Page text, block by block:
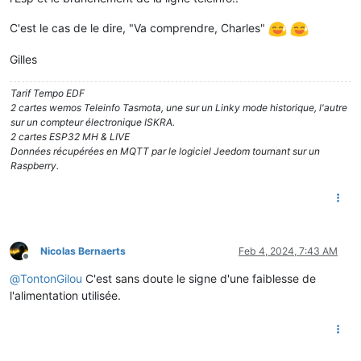
C'est le cas de le dire, "Va comprendre, Charles"
Gilles
Tarif Tempo EDF
2 cartes wemos Teleinfo Tasmota, une sur un Linky mode historique, l'autre
sur un compteur électronique ISKRA.
2 cartes ESP32 MH & LIVE
Données récupérées en MQTT par le logiciel Jeedom tournant sur un
Raspberry.
Offline
Nicolas Bernaerts Feb 4, 2024, 7:43 AM
@TontonGilou C'est sans doute le signe d'une faiblesse de
l'alimentation utilisée.